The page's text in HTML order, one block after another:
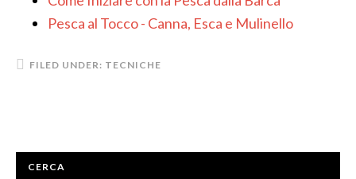
Pesca al Tocco - Canna, Esca e Mulinello
FILED UNDER: TECNICHE
CERCA